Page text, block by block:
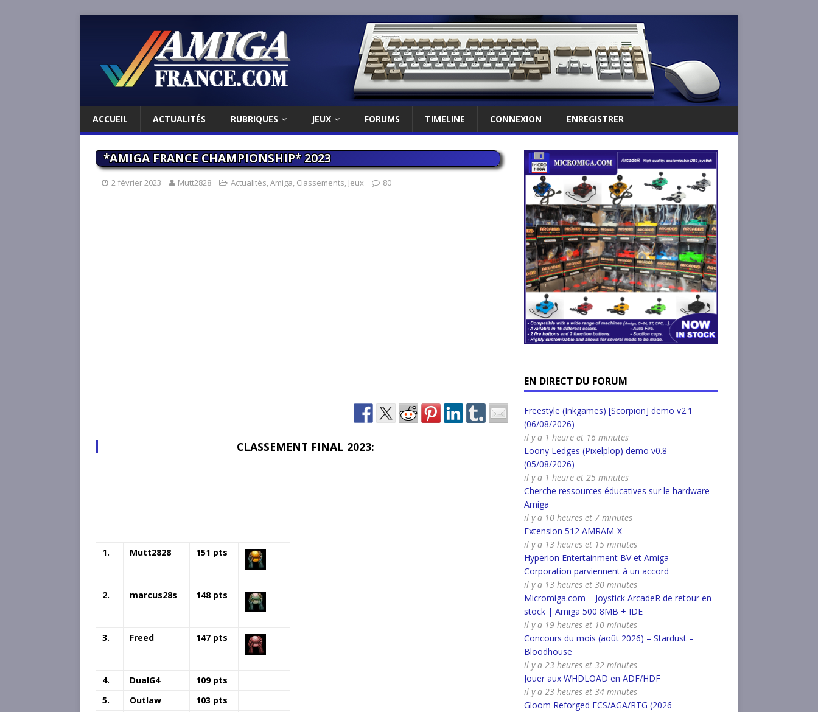
ACCUEIL ACTUALITÉS RUBRIQUES JEUX FORUMS TIMELINE CONNEXION ENREGISTRER
*AMIGA FRANCE CHAMPIONSHIP* 2023
2 février 2023 Mutt2828 Actualités,Amiga, Classements, Jeux 80
CLASSEMENT FINAL 2023:
1. Mutt2828 151 pts
2. marcus28s 148 pts
3. Freed 147 pts
4. DualG4
109 pts
5.
Outlaw
103 pts
EN DIRECT DU FORUM
Freestyle (Inkgames) [Scorpion] demo v2.1
(06/08/2026)
il y a 1 heure et 16 minutes
Loony Ledges (Pixelplop) demo v0.8
(05/08/2026)
il y a 1 heure et 25 minutes
Cherche ressources éducatives sur le hardware
Amiga
il y a 10 heures et 7 minutes
Extension 512 AMRAM-X
il y a 13 heures et 15 minutes
Hyperion Entertainment BV et Amiga
Corporation parviennent à un accord
il y a 13 heures et 30 minutes
Micromiga.com – Joystick ArcadeR de retour en
stock | Amiga 500 8MB + IDE
il y a 19 heures et 10 minutes
Concours du mois (août 2026) – Stardust –
Bloodhouse
il y a 23 heures et 32 minutes
Jouer aux WHDLOAD en ADF/HDF
il y a 23 heures et 34 minutes
Gloom Reforged ECS/AGA/RTG (2026